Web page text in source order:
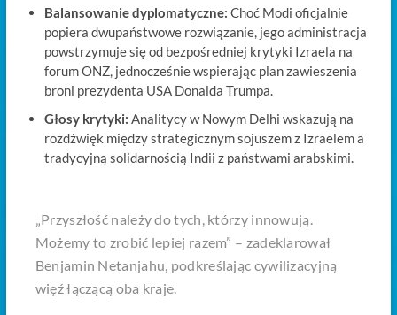
Balansowanie dyplomatyczne: Choć Modi oficjalnie
popiera dwupaństwowe rozwiązanie, jego administracja
powstrzymuje się od bezpośredniej krytyki Izraela na
forum ONZ, jednocześnie wspierając plan zawieszenia
broni prezydenta USA Donalda Trumpa.
Głosy krytyki: Analitycy w Nowym Delhi wskazują na
rozdźwięk między strategicznym sojuszem z Izraelem a
tradycyjną solidarnością Indii z państwami arabskimi.
„Przyszłość należy do tych, którzy innowują.
Możemy to zrobić lepiej razem” – zadeklarował
Benjamin Netanjahu, podkreślając cywilizacyjną
więź łączącą oba kraje.